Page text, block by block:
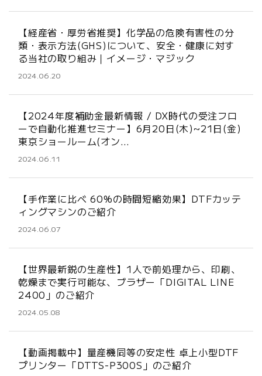
【経産省・厚労省推奨】化学品の危険有害性の分
類・表示方法(GHS)について、安全・健康に対す
る当社の取り組み｜イメージ・マジック
2024.06.20
【2024年度補助金最新情報 / DX時代の受注フロ
ーで自動化推進セミナー】6月20日(木)~21日(金)
東京ショールーム(オン…
2024.06.11
【手作業に比べ 60%の時間短縮効果】DTFカッテ
ィングマシンのご紹介
2024.06.07
【世界最新鋭の生産性】1人で前処理から、印刷、
乾燥まで実行可能な、ブラザー「DIGITAL LINE
2400」のご紹介
2024.05.08
【動画掲載中】量産機同等の安定性 卓上小型DTF
プリンター「DTTS-P300S」のご紹介